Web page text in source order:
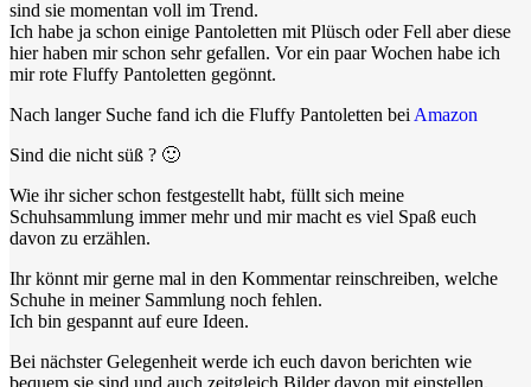
sind sie momentan voll im Trend.
Ich habe ja schon einige Pantoletten mit Plüsch oder Fell aber diese
hier haben mir schon sehr gefallen. Vor ein paar Wochen habe ich
mir rote Fluffy Pantoletten gegönnt.
Nach langer Suche fand ich die Fluffy Pantoletten bei Amazon
Sind die nicht süß ? 🙂
Wie ihr sicher schon festgestellt habt, füllt sich meine
Schuhsammlung immer mehr und mir macht es viel Spaß euch
davon zu erzählen.
Ihr könnt mir gerne mal in den Kommentar reinschreiben, welche
Schuhe in meiner Sammlung noch fehlen.
Ich bin gespannt auf eure Ideen.
Bei nächster Gelegenheit werde ich euch davon berichten wie
bequem sie sind und auch zeitgleich Bilder davon mit einstellen.